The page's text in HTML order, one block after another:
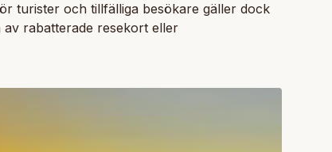
turister och tillfälliga besökare gäller dock
av rabatterade resekort eller